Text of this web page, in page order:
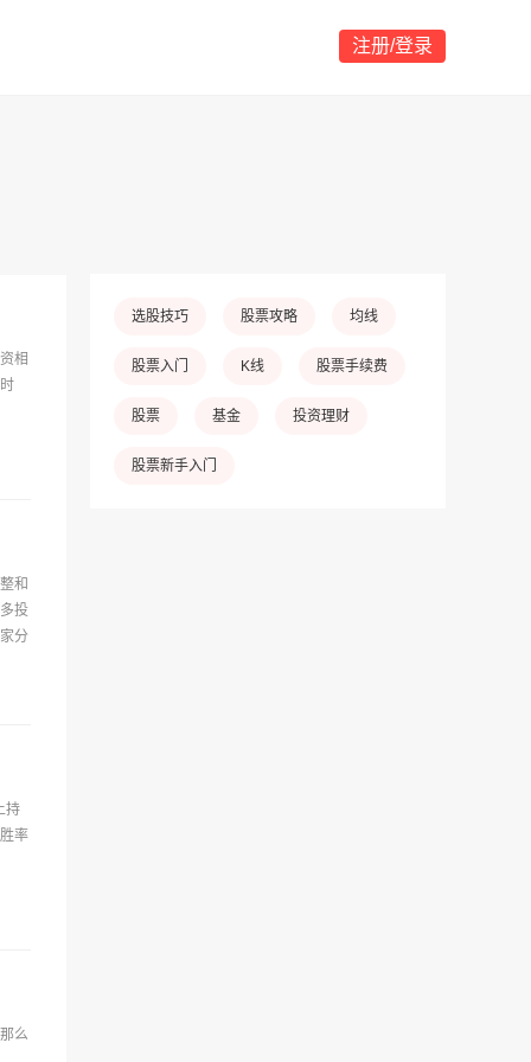
注册/登录
相
和
投
分
持
率
么
选股技巧 股票攻略 均线
股票入门 K线 股票手续费
股票 基金 投资理财
股票新手入门